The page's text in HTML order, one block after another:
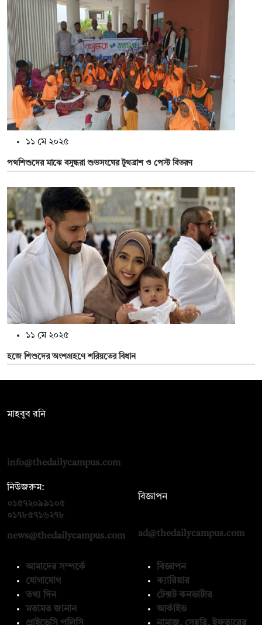
১১ মে ২০২৫
পথশিশুদের মাঝে বসুন্ধরা শুভসংঘের টুথব্রাশ ও পেস্ট বিতরণ
১১ মে ২০২৫
হজে শিশুদের অংশগ্রহণে শরিয়তের বিধান
মাহবুব রনি
info@thedailycampus.com
নিউজরুম:
০১৫৭২০৯৯১০৫
০১৭৮৫৭১৬২৭৮
news@thedailycampus.com
বিজ্ঞাপন
ad@thedailycampus.com
আমাদের সম্পর্কে
যোগাযোগ
তথ্য দিন
মতামত জানান
বিজ্ঞাপন
ক্যারিয়ার
টেক্সট কনভার্টার
আর্কাইভ